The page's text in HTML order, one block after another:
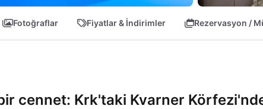
Fotoğraflar Fiyatlar & İndirimler Rezervasyon /
cennet: Krk'taki Kvarner